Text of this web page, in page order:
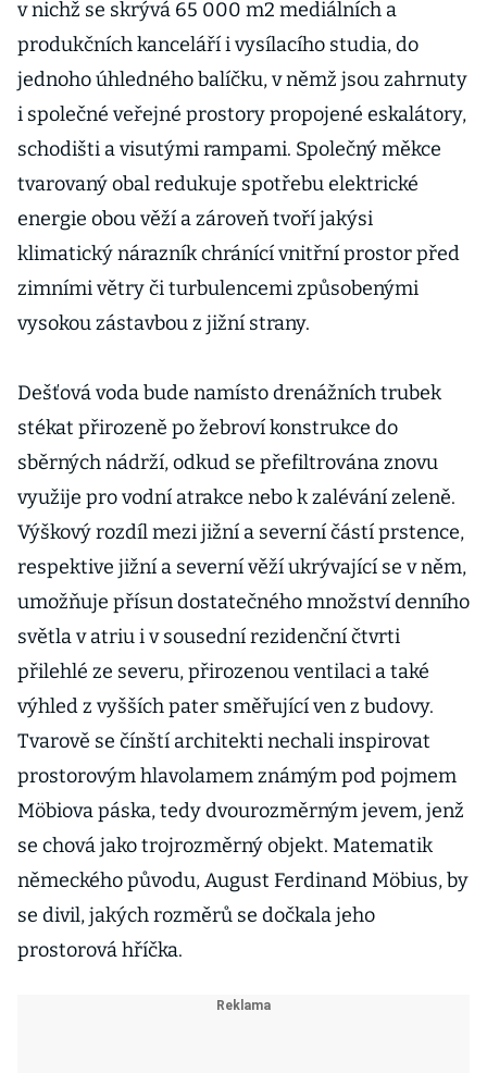
v nichž se skrývá 65 000 m2 mediálních a
produkčních kanceláří i vysílacího studia, do
jednoho úhledného balíčku, v němž jsou zahrnuty
i společné veřejné prostory propojené eskalátory,
schodišti a visutými rampami. Společný měkce
tvarovaný obal redukuje spotřebu elektrické
energie obou věží a zároveň tvoří jakýsi
klimatický nárazník chránící vnitřní prostor před
zimními větry či turbulencemi způsobenými
vysokou zástavbou z jižní strany.
Dešťová voda bude namísto drenážních trubek
stékat přirozeně po žebroví konstrukce do
sběrných nádrží, odkud se přefiltrována znovu
využije pro vodní atrakce nebo k zalévání zeleně.
Výškový rozdíl mezi jižní a severní částí prstence,
respektive jižní a severní věží ukrývající se v něm,
umožňuje přísun dostatečného množství denního
světla v atriu i v sousední rezidenční čtvrti
přilehlé ze severu, přirozenou ventilaci a také
výhled z vyšších pater směřující ven z budovy.
Tvarově se čínští architekti nechali inspirovat
prostorovým hlavolamem známým pod pojmem
Möbiova páska, tedy dvourozměrným jevem, jenž
se chová jako trojrozměrný objekt. Matematik
německého původu, August Ferdinand Möbius, by
se divil, jakých rozměrů se dočkala jeho
prostorová hříčka.